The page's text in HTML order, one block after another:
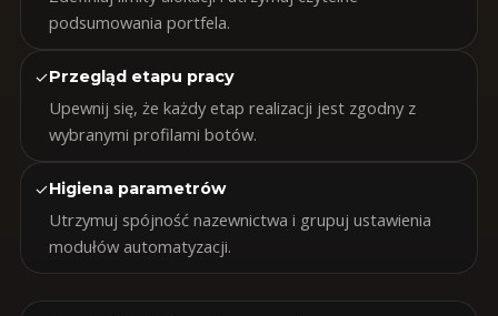
podsumowania portfela.
✓Przegląd etapu pracy
Upewnij się, że każdy etap realizacji jest zgodny z
wybranymi profilami botów.
✓Higiena parametrów
Utrzymuj spójność nazewnictwa i grupuj ustawienia
modułów automatyzacji.